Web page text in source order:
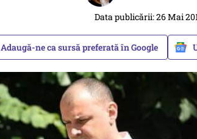
Data publicării: 26 Mai
Adaugă-ne ca sursă preferată în Google